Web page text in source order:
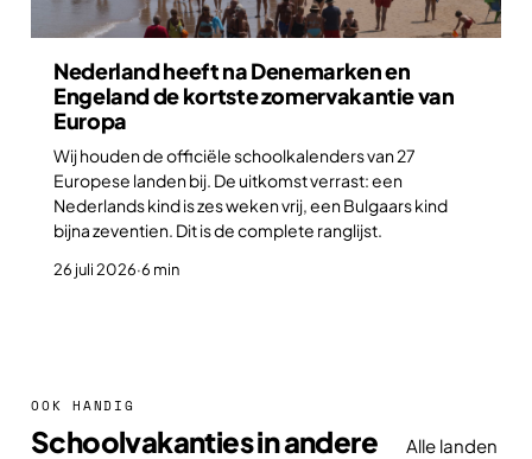
Nederland heeft na Denemarken en
Engeland de kortste zomervakantie van
Europa
Wij houden de officiële schoolkalenders van 27
Europese landen bij. De uitkomst verrast: een
Nederlands kind is zes weken vrij, een Bulgaars kind
bijna zeventien. Dit is de complete ranglijst.
26 juli 2026·6 min
OOK HANDIG
Schoolvakanties in andere
Alle landen